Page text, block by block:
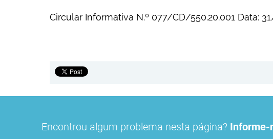
Circular Informativa N.º 077/CD/550.20.001 Data:
Encontrou algum problema nesta página? Informe-